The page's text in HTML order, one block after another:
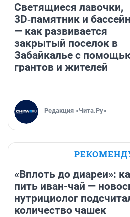
Светящиеся лавочки,
3D‑памятник и бассейн
— как развивается
закрытый поселок в
Забайкалье с
грантов и жителей
Редакция «Чита.Ру»
«Вплоть до диареи»:
пить иван-чай —
нутрициолог
количество чашек